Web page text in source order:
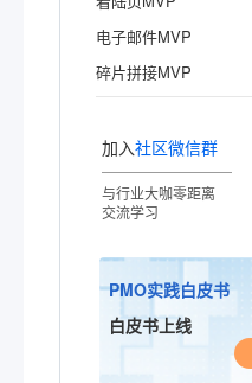
电子邮件MVP
碎片拼接MVP
加入社区微信群
与行业大咖零距离
交流学习
PMO实践白皮书
白皮书上线